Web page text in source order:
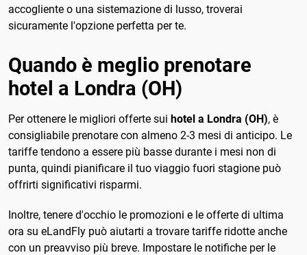
accogliente o una sistemazione di lusso, troverai
sicuramente l'opzione perfetta per te.
Quando è meglio prenotare
hotel a Londra (OH)
Per ottenere le migliori offerte sui hotel a Londra (OH), è
consigliabile prenotare con almeno 2-3 mesi di anticipo. Le
tariffe tendono a essere più basse durante i mesi non di
punta, quindi pianificare il tuo viaggio fuori stagione può
offrirti significativi risparmi.
Inoltre, tenere d'occhio le promozioni e le offerte di ultima
ora su eLandFly può aiutarti a trovare tariffe ridotte anche
con un preavviso più breve. Impostare le notifiche per le